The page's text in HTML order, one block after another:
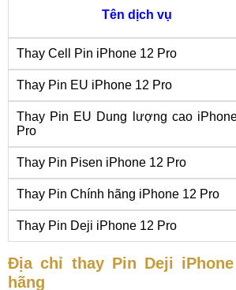
Tên dịch vụ
Thay Cell Pin iPhone 12 Pro
Thay Pin EU iPhone 12 Pro
Thay Pin EU Dung lượng cao
Pro
Thay Pin Pisen iPhone 12 Pro
Thay Pin Chính hãng iPhone 12 Pro
Thay Pin Deji iPhone 12 Pro
Địa chỉ thay Pin Deji
hãng